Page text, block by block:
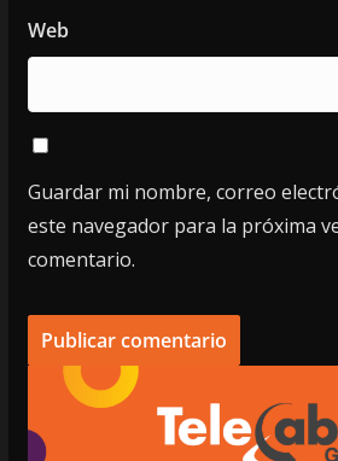
Web
Guardar mi nombre, correo
este navegador para la próxima
comentario.